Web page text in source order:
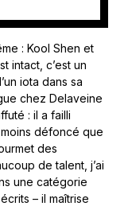
: Kool Shen et
intact, c’est un
iota dans sa
chez Delaveine
: il a failli
défoncé que
des
de talent, j’ai
une catégorie
– il maîtrise